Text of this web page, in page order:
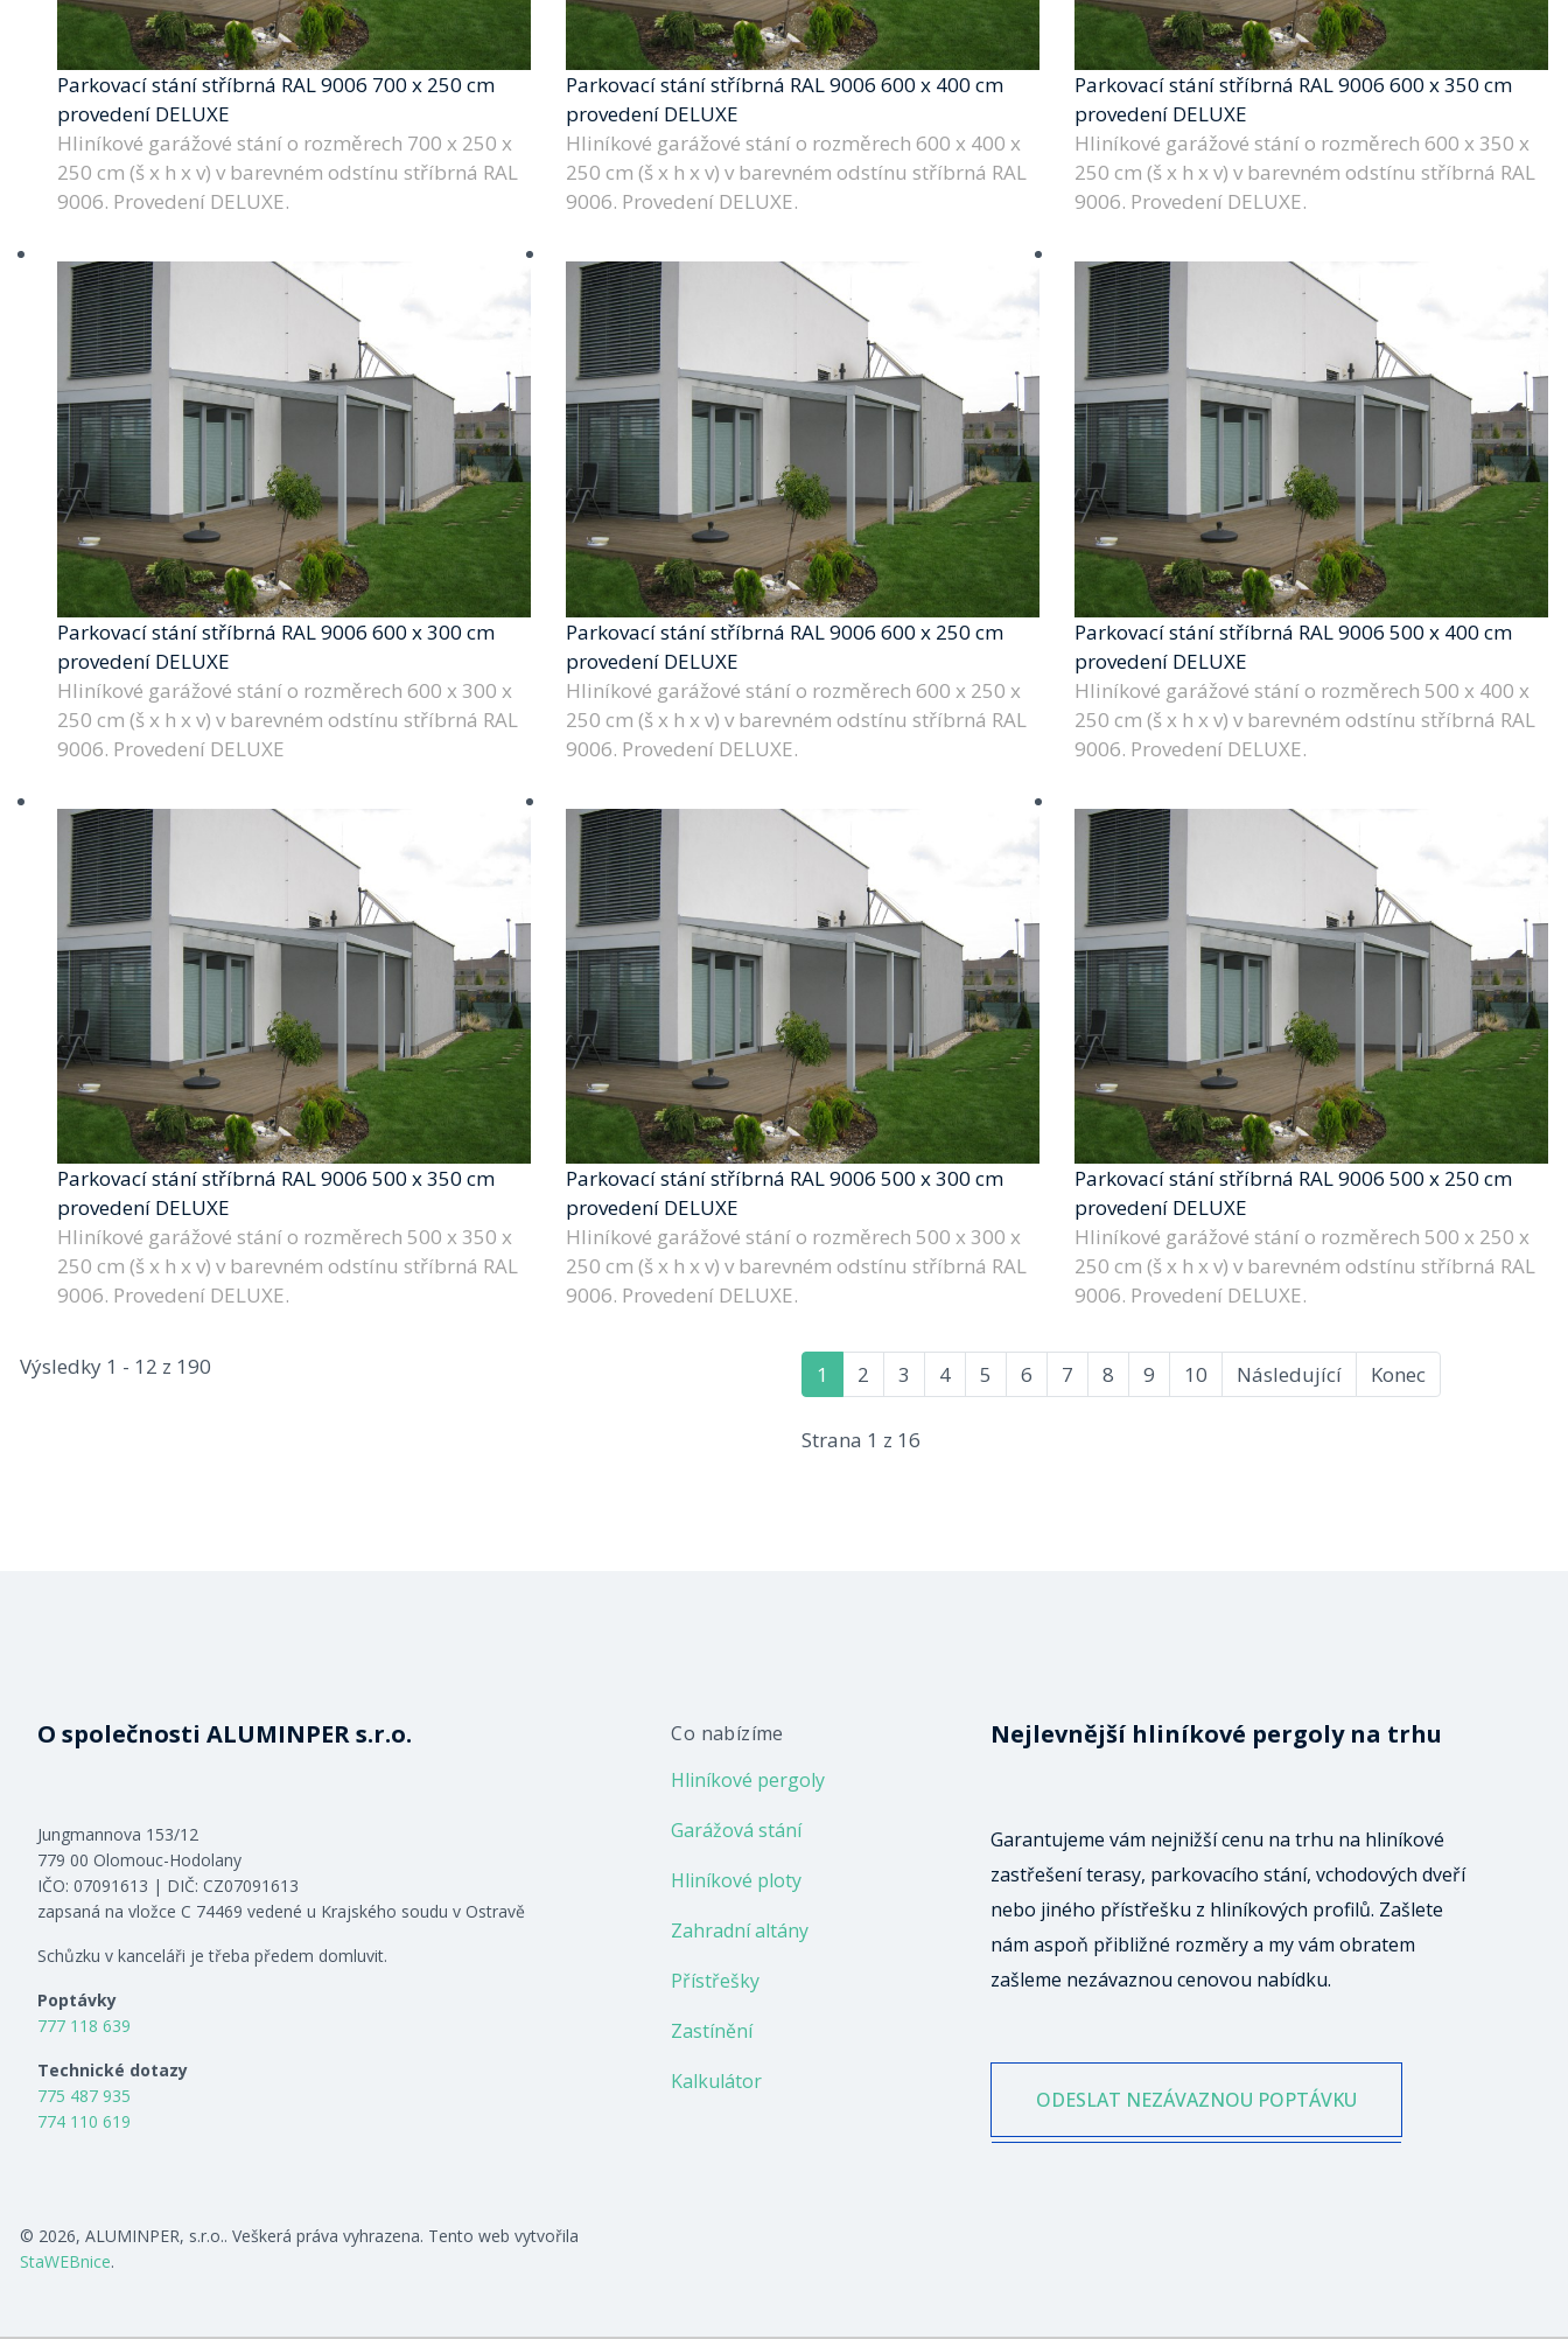
Parkovací stání stříbrná RAL 9006 700 x 250 cm
provedení DELUXE
Hliníkové garážové stání o rozměrech 700 x 250 x
250 cm (š x h x v) v barevném odstínu stříbrná RAL
9006. Provedení DELUXE.
Parkovací stání stříbrná RAL 9006 600 x 400 cm
provedení DELUXE
Hliníkové garážové stání o rozměrech 600 x 400 x
250 cm (š x h x v) v barevném odstínu stříbrná RAL
9006. Provedení DELUXE.
Parkovací stání stříbrná RAL 9006 600 x 350 cm
provedení DELUXE
Hliníkové garážové stání o rozměrech 600 x 350 x
250 cm (š x h x v) v barevném odstínu stříbrná RAL
9006. Provedení DELUXE.
Parkovací stání stříbrná RAL 9006 600 x 300 cm
provedení DELUXE
Hliníkové garážové stání o rozměrech 600 x 300 x
250 cm (š x h x v) v barevném odstínu stříbrná RAL
9006. Provedení DELUXE
Parkovací stání stříbrná RAL 9006 600 x 250 cm
provedení DELUXE
Hliníkové garážové stání o rozměrech 600 x 250 x
250 cm (š x h x v) v barevném odstínu stříbrná RAL
9006. Provedení DELUXE.
Parkovací stání stříbrná RAL 9006 500 x 400 cm
provedení DELUXE
Hliníkové garážové stání o rozměrech 500 x 400 x
250 cm (š x h x v) v barevném odstínu stříbrná RAL
9006. Provedení DELUXE.
Parkovací stání stříbrná RAL 9006 500 x 350 cm
provedení DELUXE
Hliníkové garážové stání o rozměrech 500 x 350 x
250 cm (š x h x v) v barevném odstínu stříbrná RAL
9006. Provedení DELUXE.
Parkovací stání stříbrná RAL 9006 500 x 300 cm
provedení DELUXE
Hliníkové garážové stání o rozměrech 500 x 300 x
250 cm (š x h x v) v barevném odstínu stříbrná RAL
9006. Provedení DELUXE.
Parkovací stání stříbrná RAL 9006 500 x 250 cm
provedení DELUXE
Hliníkové garážové stání o rozměrech 500 x 250 x
250 cm (š x h x v) v barevném odstínu stříbrná RAL
9006. Provedení DELUXE.
Výsledky 1 - 12 z 190 1 2 3 4 5 6 7 8 9 10 Následující Konec
Strana 1 z 16
O společnosti ALUMINPER s.r.o.
Jungmannova 153/12
779 00 Olomouc-Hodolany
IČO: 07091613 | DIČ: CZ07091613
zapsaná na vložce C 74469 vedené u Krajského soudu v Ostravě
Schůzku v kanceláři je třeba předem domluvit.
Poptávky
777 118 639
Technické dotazy
775 487 935
774 110 619
© 2026, ALUMINPER, s.r.o.. Veškerá práva vyhrazena. Tento web vytvořila
StaWEBnice.
Co nabízíme
Hliníkové pergoly
Garážová stání
Hliníkové ploty
Zahradní altány
Přístřešky
Zastínění
Kalkulátor
Nejlevnější hliníkové pergoly na trhu
Garantujeme vám nejnižší cenu na trhu na hliníkové
zastřešení terasy, parkovacího stání, vchodových dveří
nebo jiného přístřešku z hliníkových profilů. Zašlete
nám aspoň přibližné rozměry a my vám obratem
zašleme nezávaznou cenovou nabídku.
ODESLAT NEZÁVAZNOU POPTÁVKU